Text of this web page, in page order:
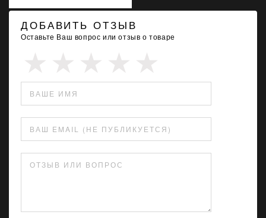
ДОБАВИТЬ ОТЗЫВ
Оставьте Ваш вопрос или отзыв о товаре
ВАШЕ ИМЯ
ВАШ EMAIL (НЕ ПУБЛИКУЕТСЯ)
ОТЗЫВ ИЛИ ВОПРОС